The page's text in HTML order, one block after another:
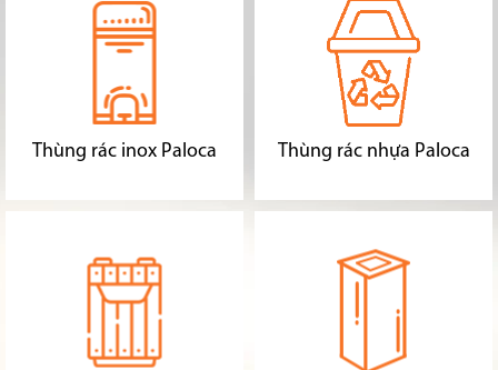
Thùng rác inox Paloca Thùng rác nhựa Paloca